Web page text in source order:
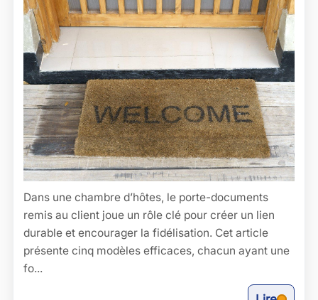
Dans une chambre d’hôtes, le porte-documents
remis au client joue un rôle clé pour créer un lien
durable et encourager la fidélisation. Cet article
présente cinq modèles efficaces, chacun ayant une
fo...